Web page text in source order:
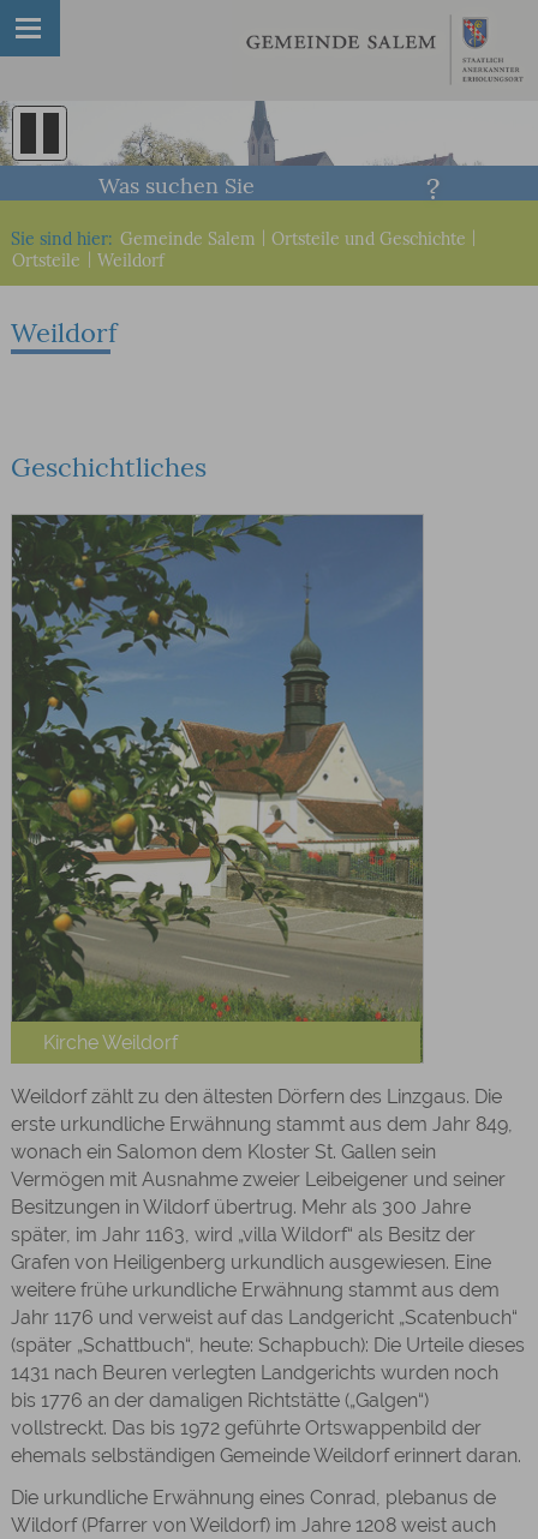
Sie sind hier: Gemeinde Salem Ortsteile und Geschichte
Ortsteile Weildorf
Was suchen Sie
Weildorf
Geschichtliches
Kirche Weildorf
Weildorf zählt zu den ältesten Dörfern des Linzgaus. Die
erste urkundliche Erwähnung stammt aus dem Jahr 849,
wonach ein Salomon dem Kloster St. Gallen sein
Vermögen mit Ausnahme zweier Leibeigener und seiner
Besitzungen in Wildorf übertrug. Mehr als 300 Jahre
später, im Jahr 1163, wird „villa Wildorf“ als Besitz der
Grafen von Heiligenberg urkundlich ausgewiesen. Eine
weitere frühe urkundliche Erwähnung stammt aus dem
Jahr 1176 und verweist auf das Landgericht „Scatenbuch“
(später „Schattbuch“, heute: Schapbuch): Die Urteile dieses
1431 nach Beuren verlegten Landgerichts wurden noch
bis 1776 an der damaligen Richtstätte („Galgen“)
vollstreckt. Das bis 1972 geführte Ortswappenbild der
ehemals selbständigen Gemeinde Weildorf erinnert daran.
Die urkundliche Erwähnung eines Conrad, plebanus de
Wildorf (Pfarrer von Weildorf) im Jahre 1208 weist auch